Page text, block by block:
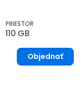
PRIESTOR
110 GB
Objednať